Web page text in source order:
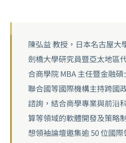
陳弘益 教授，日本名古屋大
劍橋大學研究員暨亞太地區
合商學院 MBA 主任暨金融
聯合國等國際機構主持跨國
諮詢，結合商學專業與前沿
算等領域的軟體開發及策略
想領袖論壇邀集逾 50 位國